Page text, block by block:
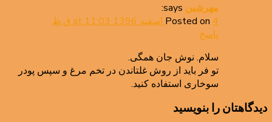
مهرشین says:
Posted on 4 اسفند 1396 at 11:03 ق.ظ
پاسخ
سلام. نوش جان همگی.
تو فر باید از روش غلتاندن در تخم مرغ و سپس پودر
سوخاری استفاده کنید.
دیدگاهتان را بنویسید